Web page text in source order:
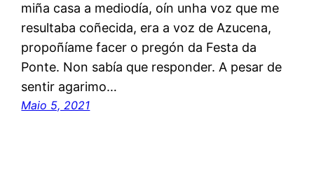
miña casa a mediodía, oín unha voz que me
resultaba coñecida, era a voz de Azucena,
propoñíame facer o pregón da Festa da
Ponte. Non sabía que responder. A pesar de
sentir agarimo…
Maio 5, 2021